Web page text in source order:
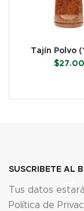
Tajín Polvo
$27.00
SUSCRIBETE AL
Tus datos
Política de